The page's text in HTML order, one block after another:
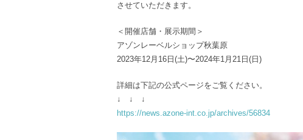
させていただきます。
＜開催店舗・展示期間＞
アゾンレーベルショップ秋葉原
2023年12月16日(土)〜2024年1月21日(日)
詳細は下記の公式ページをご覧ください。
↓ ↓ ↓
https://news.azone-int.co.jp/archives/56834